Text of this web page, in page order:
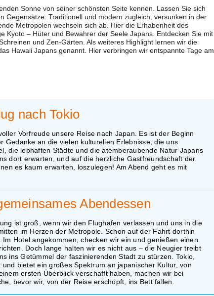
Sonne von seiner schönsten Seite kennen. Lassen Sie sich
Gegensätze: Traditionell und modern zugleich, versunken in der
Metropolen wechseln sich ab. Hier die Erhabenheit des
Kyoto – Hüter und Bewahrer der Seele Japans. Entdecken Sie mit
und Zen-Gärten. Als weiteres Highlight lernen wir die
Hawaii Japans genannt. Hier verbringen wir entspannte Tage am
nach Tokio
Vorfreude unsere Reise nach Japan. Es ist der Beginn
Gedanke an die vielen kulturellen Erlebnisse, die uns
die lebhaften Städte und die atemberaubende Natur Japans
dort erwarten, und auf die herzliche Gastfreundschaft der
es kaum erwarten, loszulegen! Am Abend geht es mit
Abendessen
ist groß, wenn wir den Flughafen verlassen und uns in die
im Herzen der Metropole. Schon auf der Fahrt dorthin
Hotel angekommen, checken wir ein und genießen einen
Doch lange halten wir es nicht aus – die Neugier treibt
ins Getümmel der faszinierenden Stadt zu stürzen. Tokio,
bietet ein großes Spektrum an japanischer Kultur, von
ersten Überblick verschafft haben, machen wir bei
bevor wir, von der Reise erschöpft, ins Bett fallen.